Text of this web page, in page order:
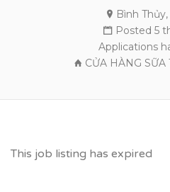
Bình Thủy,
Posted 5
Applications
CỬA HÀNG
This job listing has expired